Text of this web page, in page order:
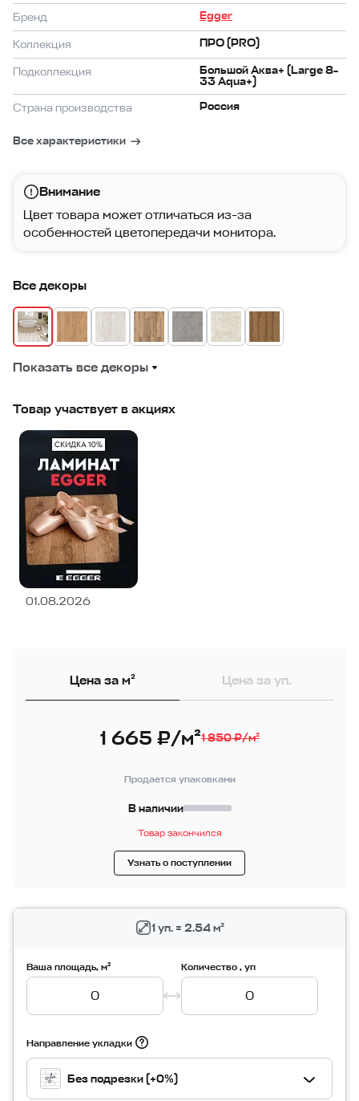
Бренд Egger
Коллекция ПРО (PRO)
Подколлекция
Большой Аква+ (Large 8-
33 Aqua+)
Страна производства
Россия
Все характеристики
Внимание
Цвет товара может отличаться из-за
особенностей цветопередачи монитора.
Все декоры
Показать все декоры
Товар участвует в акциях
01.08.2026
Цена за м² Цена за уп.
1 665 ₽/м²1 850 ₽/м²
Продается упаковками
В наличии
Товар закончился
Узнать о поступлении
1 уп. = 2.54 м²
Ваша площадь, м² Количество , уп
Направление укладки
Без подрезки (+0%)